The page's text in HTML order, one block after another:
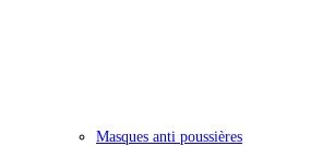
Masques anti poussières